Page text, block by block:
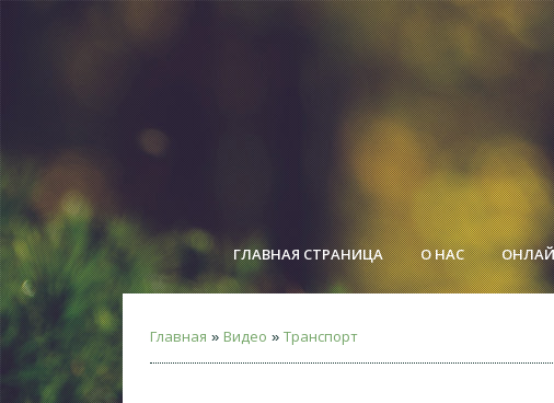
ГЛАВНАЯ СТРАНИЦА О НАС
Главная » Видео » Транспорт